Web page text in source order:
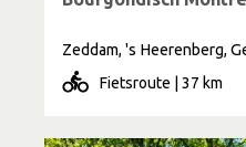
Fietsroute | 37 km